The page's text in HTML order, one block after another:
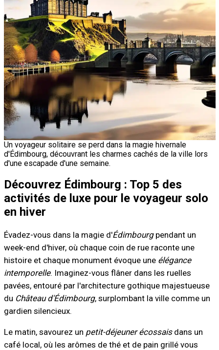
Un voyageur solitaire se perd dans la magie hivernale
d'Édimbourg, découvrant les charmes cachés de la ville lors
d'une escapade d'une semaine.
Découvrez Édimbourg : Top 5 des
activités de luxe pour le voyageur solo
en hiver
Évadez-vous dans la magie d'Édimbourgpendant un
week-end d'hiver, où chaque coin de rue raconte une
histoire et chaque monument évoque une élégance
intemporelle. Imaginez-vous flâner dans les ruelles
pavées, entouré par l'architecture gothique majestueuse
du Château d'Édimbourg, surplombant la ville comme un
gardien silencieux.
Le matin, savourez un petit-déjeuner écossaisdans un
café local, où les arômes de thé et de pain grillé vous